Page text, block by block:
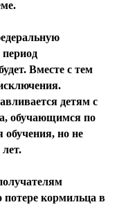
Вместе с тем
детям с
обучающимся по
обучения, но не
потере кормильца в